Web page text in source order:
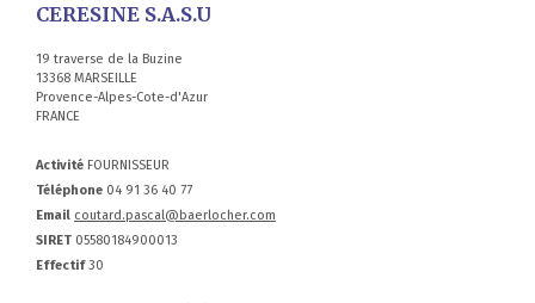
CERESINE S.A.S.U
19 traverse de la Buzine
13368 MARSEILLE
Provence-Alpes-Cote-d'Azur
FRANCE
Activité FOURNISSEUR
Téléphone 04 91 36 40 77
Email coutard.pascal@baerlocher.com
SIRET 05580184900013
Effectif30